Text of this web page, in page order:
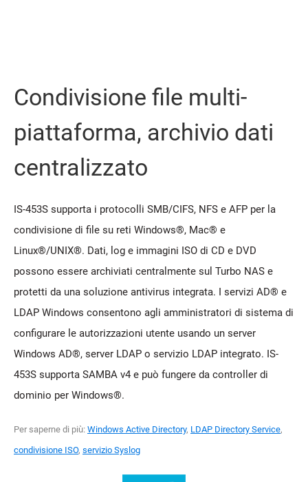
Condivisione file multi-
piattaforma, archivio dati
centralizzato
IS-453S supporta i protocolli SMB/CIFS, NFS e AFP per la
condivisione di file su reti Windows®, Mac® e
Linux®/UNIX®. Dati, log e immagini ISO di CD e DVD
possono essere archiviati centralmente sul Turbo NAS e
protetti da una soluzione antivirus integrata. I servizi AD® e
LDAP Windows consentono agli amministratori di sistema di
configurare le autorizzazioni utente usando un server
Windows AD®, server LDAP o servizio LDAP integrato. IS-
453S supporta SAMBA v4 e può fungere da controller di
dominio per Windows®.
Per saperne di più: Windows Active Directory, LDAP Directory Service,
condivisione ISO, servizio Syslog